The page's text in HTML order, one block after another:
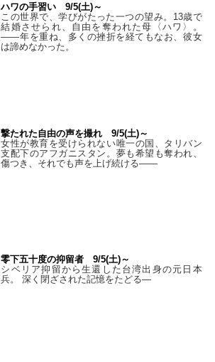
ハワの手習い 9/5(土)～
この世界で、学びがたった一つの望み。13歳で
結婚させられ、自由を奪われた母〈ハワ〉。
——年を重ね、多くの挫折を経てもなお、彼女
は諦めなかった。
撃たれた自由の声を撮れ 9/5(土)～
女性が教育を受けられない唯一の国、タリバン
支配下のアフガニスタン。夢も希望も奪われ、
傷つき、それでも声を上げ続ける——
零下五十度の抑留者 9/5(土)～
シベリア抑留から生還した台湾出身の元日本
兵。 深く閉ざされた記憶をたどる—